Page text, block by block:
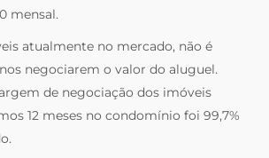
mensal.
atualmente no mercado, não é
negociarem o valor do aluguel.
de negociação dos imóveis
12 meses no condomínio foi 99,7%